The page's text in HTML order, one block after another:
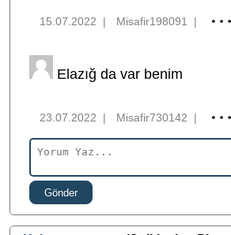
15.07.2022 | Misafir198091 |
Elazığ da var benim
23.07.2022 | Misafir730142 |
Gönder